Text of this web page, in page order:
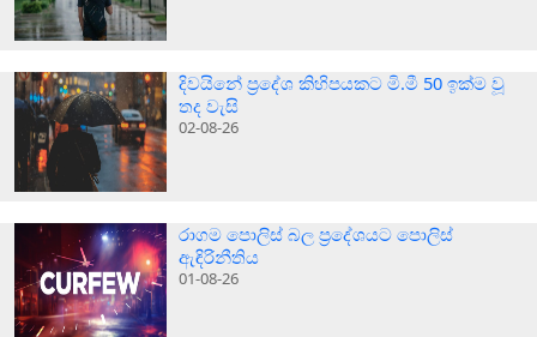
දිවයිනේ ප්‍රදේශ කිහිපයකට මි.මී 50 ඉක්ම වූ
තද වැසි
02-08-26
රාගම පොලිස් බල ප්‍රදේශයට පොලිස්
ඇඳිරිනීතිය
01-08-26